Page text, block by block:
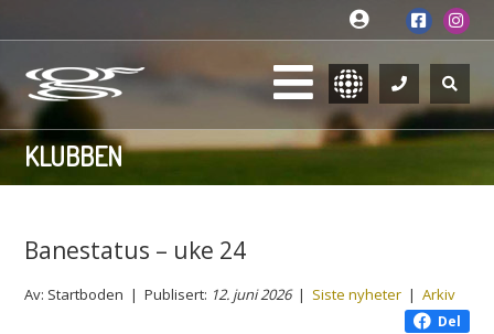
KLUBBEN
Banestatus – uke 24
Av: Startboden | Publisert: 12. juni 2026| Siste nyheter |Arkiv
Del